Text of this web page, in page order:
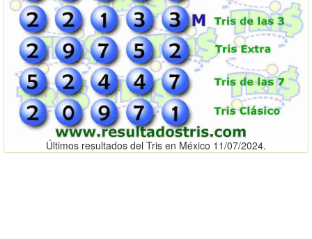
Últimos resultados del Tris en México 11/07/2024.